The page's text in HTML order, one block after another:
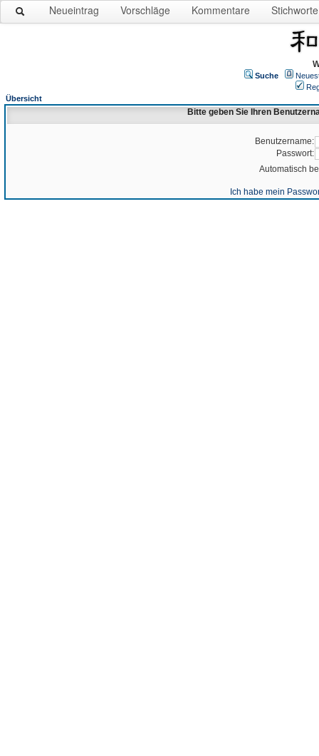
Neueintrag Vorschläge Kommentare Stichworte
Suche
Übersicht
Bitte geben Sie Ihren
Benutzername:
Passwort:
Automatisch
Ich habe mein